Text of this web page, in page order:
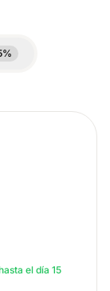
el día 15